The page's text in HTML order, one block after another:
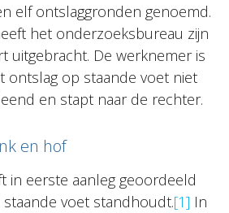
elf ontslaggronden genoemd.
het onderzoeksbureau zijn
uitgebracht. De werknemer is
ontslag op staande voet niet
en stapt naar de rechter.
en hof
in eerste aanleg geoordeeld
voet standhoudt.[1] In